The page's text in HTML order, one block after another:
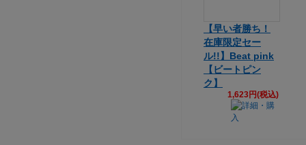
【早い者勝ち！
在庫限定セー
ル!!】Beat pink
【ビートピン
ク】
1,623円(税込)